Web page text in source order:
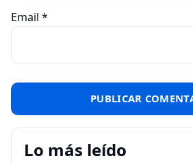
Email *
Lo más leído